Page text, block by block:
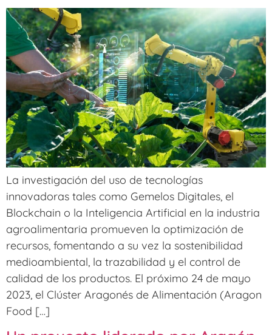
La investigación del uso de tecnologías
innovadoras tales como Gemelos Digitales, el
Blockchain o la Inteligencia Artificial en la industria
agroalimentaria promueven la optimización de
recursos, fomentando a su vez la sostenibilidad
medioambiental, la trazabilidad y el control de
calidad de los productos. El próximo 24 de mayo
2023, el Clúster Aragonés de Alimentación (Aragon
Food […]